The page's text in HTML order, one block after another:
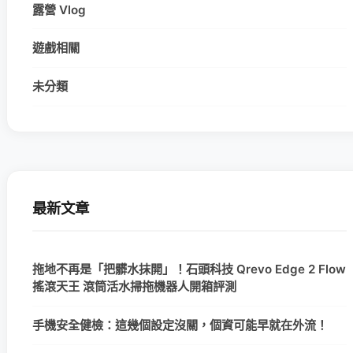
露營 Vlog
遊戲相關
未分類
最新文章
拖地不再是「把髒水抹開」！石頭科技 Qrevo Edge 2 Flow
搖滾天王 滾筒活水掃拖機器人開箱評測
手機安全健檢：這幾個設定沒關，個資可能早就在外流！